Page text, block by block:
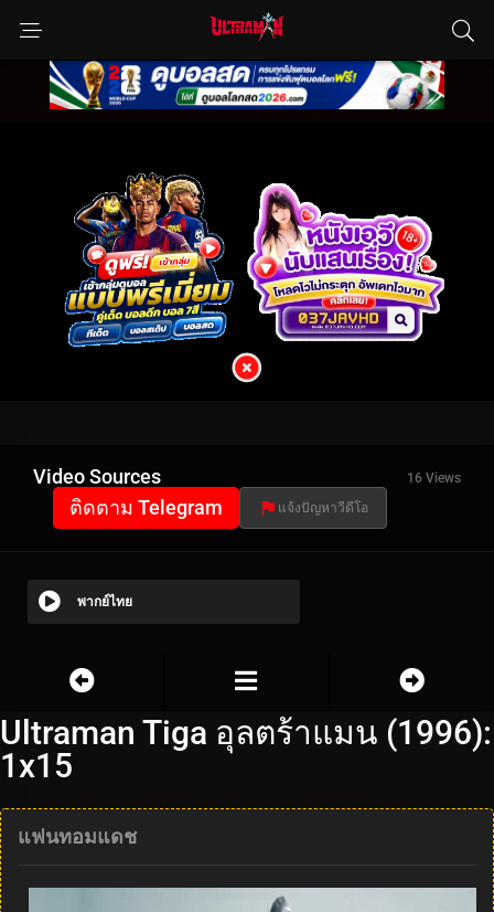
Video Sources 16 Views
ติดตาม Telegram แจ้งปัญหาวีดีโอ
พากย์ไทย
Ultraman Tiga อุลตร้าแมน (1996):
1x15
แฟนทอมแดช